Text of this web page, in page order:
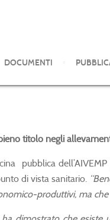
DOCUMENTI
titolo negli
pubblica dell’AIVEMP
di vista sanitario.
produttivi, ma